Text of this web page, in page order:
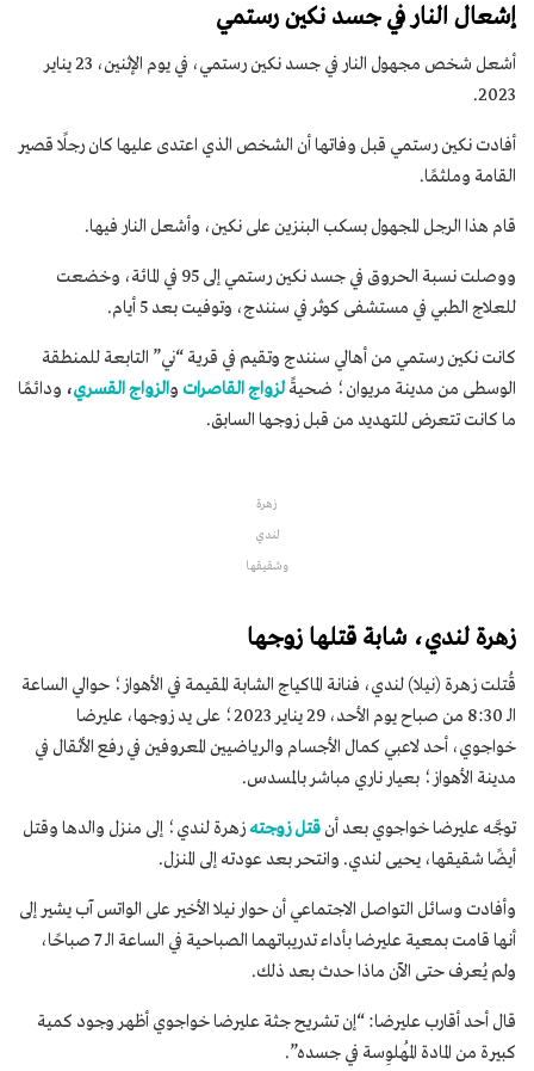
إشعال النار في جسد نكين رستمي
أشعل شخص مجهول النار في جسد نكين رستمي، في يوم الإثنين، 23 يناير
2023.
أفادت نكين رستمي قبل وفاتها أن الشخص الذي اعتدى عليها كان رجلًا قصير
القامة وملثمًا.
قام هذا الرجل المجهول بسكب البنزين على نكين، وأشعل النار فيها.
ووصلت نسبة الحروق في جسد نكين رستمي إلى 95 في المائة، وخضعت
للعلاج الطبي في مستشفى كوثر في سنندج، وتوفيت بعد 5 أيام.
كانت نكين رستمي من أهالي سنندج وتقيم في قرية “ني” التابعة للمنطقة
الوسطى من مدينة مريوان؛ ضحيةًلزواج القاصرات والزواج القسري، ودائمًا
ما كانت تتعرض للتهديد من قبل زوجها السابق.
زهرة
لندي
وشقيقها
زهرة لندي، شابة قتلها زوجها
قُتلت زهرة (نيلا) لندي، فنانة الماكياج الشابة المقيمة في الأهواز؛ حوالي الساعة
الـ 8:30 من صباح يوم الأحد، 29 يناير 2023؛ على يد زوجها، عليرضا
خواجوي، أحد لاعبي كمال الأجسام والرياضيين المعروفين في رفع الأثقال في
مدينة الأهواز؛ بعيار ناري مباشر بالمسدس.
توجَّه عليرضا خواجوي بعد أن قتل زوجته زهرة لندي؛ إلى منزل والدها وقتل
أيضًا شقيقها، يحيى لندي. وانتحر بعد عودته إلى المنزل.
وأفادت وسائل التواصل الاجتماعي أن حوار نيلا الأخير على الواتس آب يشير إلى
أنها قامت بمعية عليرضا بأداء تدريباتهما الصباحية في الساعة الـ 7 صباحًا،
ولم يُعرف حتى الآن ماذا حدث بعد ذلك.
قال أحد أقارب عليرضا: “إن تشريح جثة عليرضا خواجوي أظهر وجود كمية
كبيرة من المادة المُهلوِسة في جسده”.